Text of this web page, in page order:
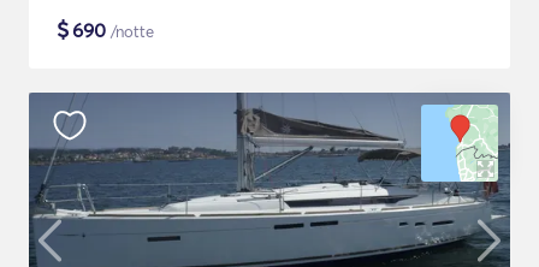
$690 /notte